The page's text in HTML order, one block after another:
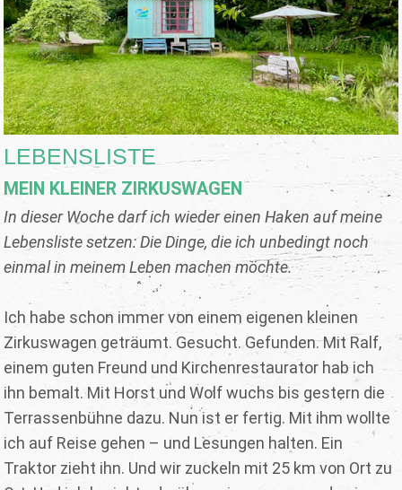
LEBENSLISTE
MEIN KLEINER ZIRKUSWAGEN
In dieser Woche darf ich wieder einen Haken auf meine
Lebensliste setzen: Die Dinge, die ich unbedingt noch
einmal in meinem Leben machen möchte.
Ich habe schon immer von einem eigenen kleinen
Zirkuswagen geträumt. Gesucht. Gefunden. Mit Ralf,
einem guten Freund und Kirchenrestaurator hab ich
ihn bemalt. Mit Horst und Wolf wuchs bis gestern die
Terrassenbühne dazu. Nun ist er fertig. Mit ihm wollte
ich auf Reise gehen – und Lesungen halten. Ein
Traktor zieht ihn. Und wir zuckeln mit 25 km von Ort zu